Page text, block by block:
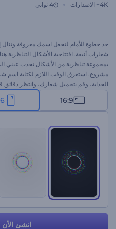
4K+ الاصدارات 4 ثواني
خذ خطوة للأمام لتجعل اسمك معروفة وتنال
شعارات أنيقة. افتتاحية الأشكال
بمجموعة تناظرية من الأشكال تجذب عيني
مشروع. استغرق الوقت اللازم لكتابة اسم
الجذابة، وقم بتحميل شعارك، وانتظر
الجودة. استخدمها للترويج للمنتجات الجديدة
شركتك، أو قناتك الجديدة، وغيرها. جرب الآن!
16:9
انشئ الأن